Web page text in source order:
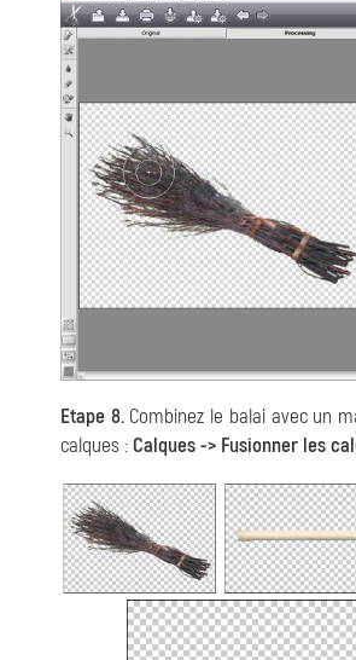
Etape 8.Combinez le balai avec un
calques :Calques -> Fusionner les